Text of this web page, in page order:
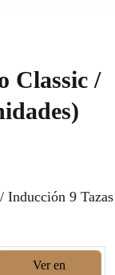
Classic /
Inducción 9 Tazas
Ver en